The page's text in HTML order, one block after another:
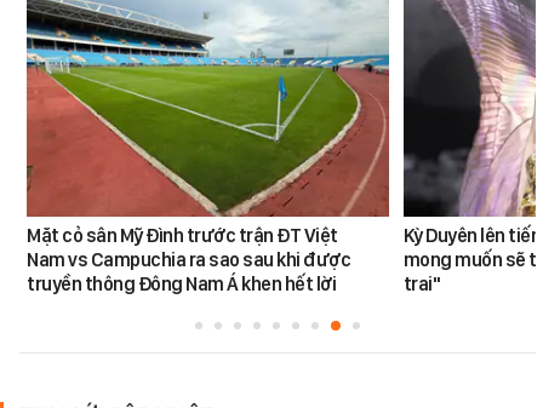
Mặt cỏ sân Mỹ Đình trước trận ĐT Việt
Nam vs Campuchia ra sao sau khi được
truyền thông Đông Nam Á khen hết lời
Kỳ Duyên lên
mong muốn sẽ
trai"